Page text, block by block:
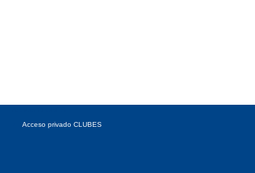
Acceso privado CLUBES